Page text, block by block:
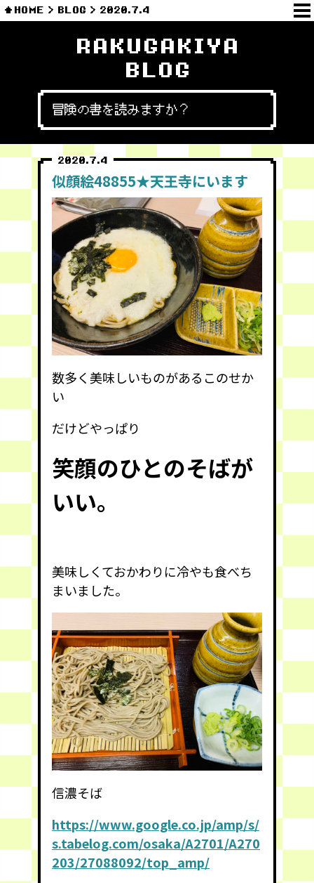
HOME BLOG 2020.7.4
RAKUGAKIYA
BLOG
冒険の書を読みますか？
2020.7.4
似顔絵48855★天王寺にいます
数多く美味しいものがあるこのせか
い
だけどやっぱり
笑顔のひとのそばが
いい。
美味しくておかわりに冷やも食べち
まいました。
信濃そば
https://www.google.co.jp/amp/s/
s.tabelog.com/osaka/A2701/A270
203/27088092/top_amp/